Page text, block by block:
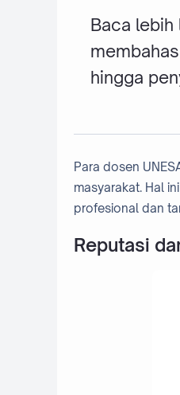
Baca
hingga
Para dosen
masyarakat. Hal
profesional dan
Reputasi